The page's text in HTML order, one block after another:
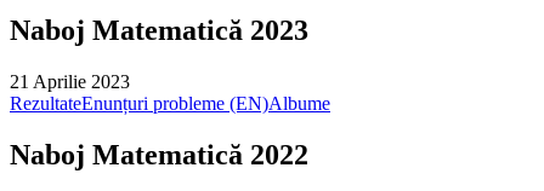
Naboj Matematică 2023
21 Aprilie 2023
RezultateEnunțuri probleme (EN)Albume
Naboj Matematică 2022